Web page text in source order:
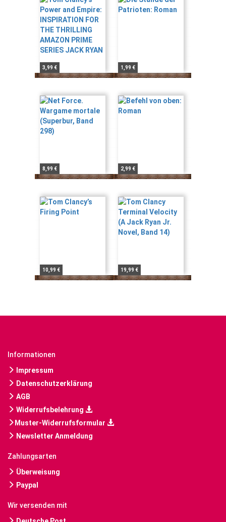
3,99 € 1,99 €
8,99 € 2,99 €
10,99 € 19,99 €
Informationen
Impressum
Datenschutzerklärung
AGB
Widerrufsbelehrung
Muster-Widerrufsformular
Newsletter Anmeldung
Zahlungsarten
Überweisung
Paypal
Wir versenden mit